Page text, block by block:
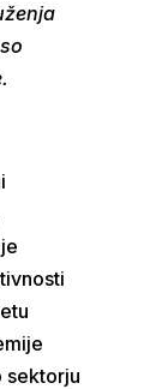
sektorju